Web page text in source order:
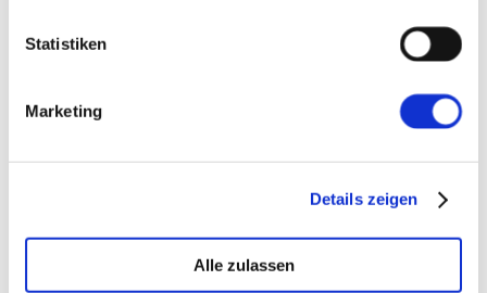
Statistiken
Marketing
Details zeigen
Alle zulassen
Aber
: auch Passwörter werden so
Raus geht es mit `exit` oder STRG+D.